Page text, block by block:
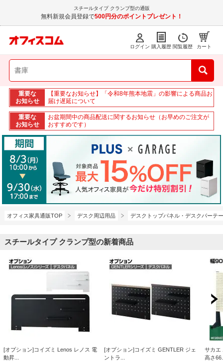
スチールタイプ クランプ型の通販
無料新規会員登録で500円分のポイントプレゼント！
ログイン 購入履歴 閲覧履歴 カート
重要な
お知らせ
【重要なお知らせ】「令和8年熊本地震」の影響による商品お
届け遅延について
重要な
お知らせ
お盆期間中の商品配送に関するお知らせ（お早めのご注文が
おすすめです）
オフィス家具通販TOP デスク周辺用品 デスクトップパネル・デスクパーテ
スチールタイプ クランプ型の新着商品
[オプション]コイズミ Lenos レノス 電
動昇...
[オプション]コイズミ GENTLER ジェ
ントラ...
サカエ
高さ